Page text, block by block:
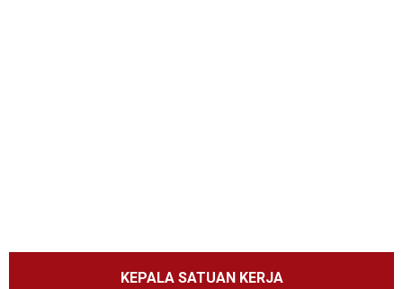
KEPALA SATUAN KERJA